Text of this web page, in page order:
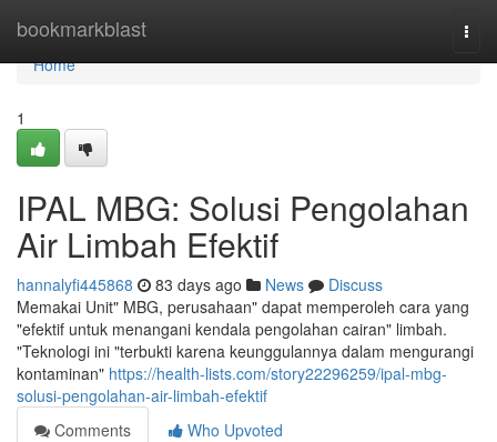
bookmarkblast
Home
Home
1
IPAL MBG: Solusi Pengolahan
Air Limbah Efektif
hannalyfi445868 83 days ago News
Discuss
Memakai Unit" MBG, perusahaan" dapat memperoleh cara yang
"efektif untuk menangani kendala pengolahan cairan" limbah.
"Teknologi ini "terbukti karena keunggulannya dalam mengurangi
kontaminan" https://health-lists.com/story22296259/ipal-mbg-
solusi-pengolahan-air-limbah-efektif
Comments
Who Upvoted